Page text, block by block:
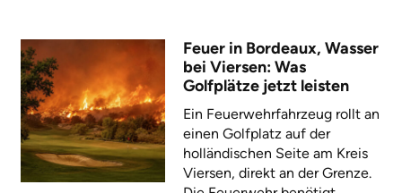
Feuer in Bordeaux, Wasser
bei Viersen: Was
Golfplätze jetzt leisten
Ein Feuerwehrfahrzeug rollt an
einen Golfplatz auf der
holländischen Seite am Kreis
Viersen, direkt an der Grenze.